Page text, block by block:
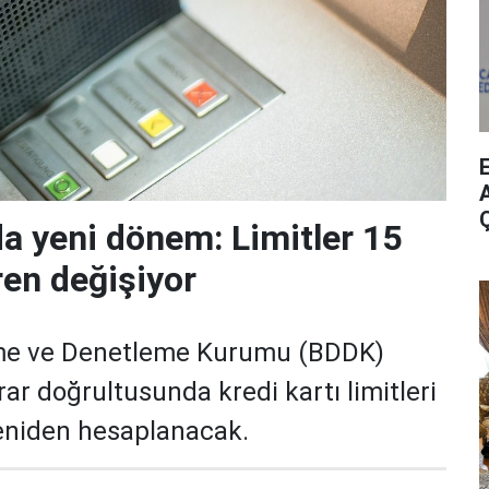
yeni dönem: Limitler 15
değişiyor
ve Denetleme Kurumu (BDDK)
doğrultusunda kredi kartı limitleri
hesaplanacak.